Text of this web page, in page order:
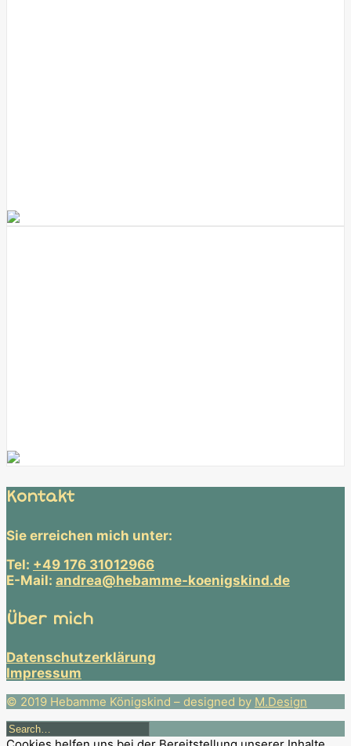
Kontakt
Sie erreichen mich unter:
Tel: +49 176 31012966
E-Mail: andrea@hebamme-koenigskind.de
Über mich
Datenschutzerklärung
Impressum
© 2019 Hebamme Königskind – designed by M.Design